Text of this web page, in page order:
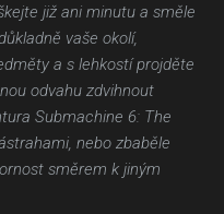
již ani minutu a směle
vaše okolí,
a s lehkostí projděte
odvahu zdvihnout
Submachine 6: The
nebo zbaběle
směrem k jiným